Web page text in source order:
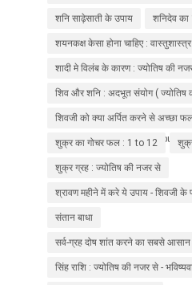
शनि साढ़ेसाती के उपाय शनिदेव
शयनकक्ष केसा होना चाहिए : वास्तुशास्त्र
शादी मे विलंब के कारण : ज्योतिष की
शिव और शनि : अदभूत संयोग ( ज्योतिष
शिवजी को क्या अर्पित करने से अच्छा
arpit kare ? Manokamna purti
शुक्र का गोचर फल : 1 to 12
शुक्र ग्रह : ज्योतिष की नजर से
श्रावण महीने में करे ये उपाय - शिवजी के
संतान बाधा
सर्व-ग्रह दोष शांत करने का सबसे
upaay
सिंह राशि : ज्योतिष की नजर से -